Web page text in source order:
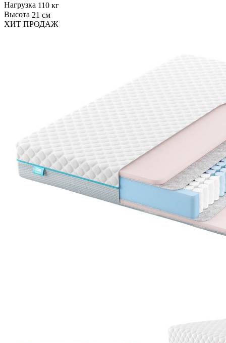
Нагрузка 110 кг
Высота 21 см
ХИТ ПРОДАЖ